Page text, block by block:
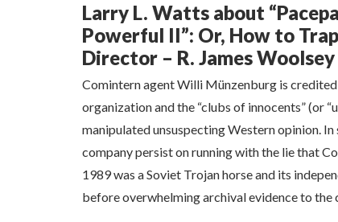
Larry L. Watts about
Powerful II”: Or, How to
Director – R. James Woolsey
Comintern agent Willi Münzenburg is
organization and the “clubs of innocents” (or
manipulated unsuspecting Western opinion.
company persist on running with the lie that
1989 was a Soviet Trojan horse and its
before overwhelming archival evidence to the